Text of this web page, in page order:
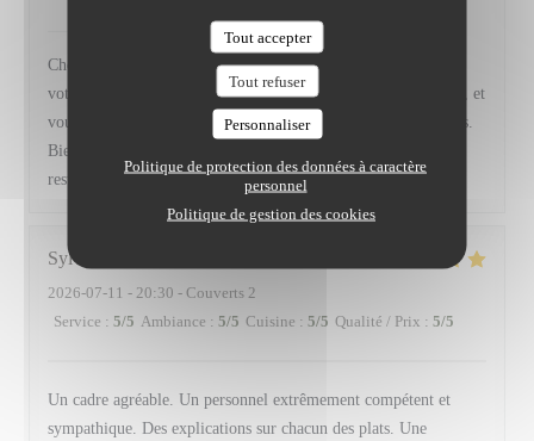
Tout accepter
Tout refuser
Personnaliser
Politique de protection des données à caractère
personnel
Politique de gestion des cookies
a répondu à cet avis
Cher Monsieur Ayoun, Nous sommes absolument ravis de lire
votre enthousiasme et votre satisfaction pour ce dîner à Virtus, et
vous remercions d’avoir pris le temps de le partager avec nous.
Bien Chaleureusement, Camille, Frédéric et toute l' équipe du
restaurant Virtus
Sylvain
2026-07-11 - 20:30 - Couverts 2
Service : 5/5 Ambiance : 5/5 Cuisine : 5/5 Qualité / Prix : 5/5
Un cadre agréable. Un personnel extrêmement compétent et
sympathique. Des explications sur chacun des plats. Une